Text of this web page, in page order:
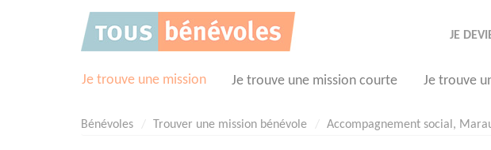
JE
Je trouve une mission Je trouve une mission courte Je trouve
Bénévoles Trouver une mission bénévole Accompagnement social,